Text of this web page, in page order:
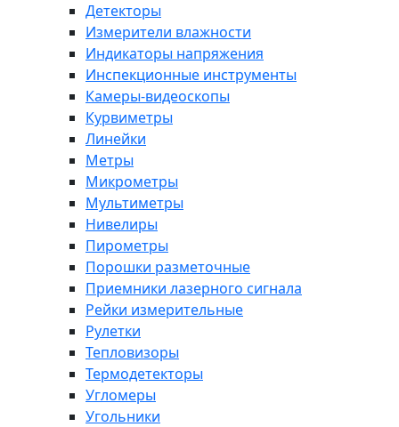
Детекторы
Измерители влажности
Индикаторы напряжения
Инспекционные инструменты
Камеры-видеоскопы
Курвиметры
Линейки
Метры
Микрометры
Мультиметры
Нивелиры
Пирометры
Порошки разметочные
Приемники лазерного сигнала
Рейки измерительные
Рулетки
Тепловизоры
Термодетекторы
Угломеры
Угольники